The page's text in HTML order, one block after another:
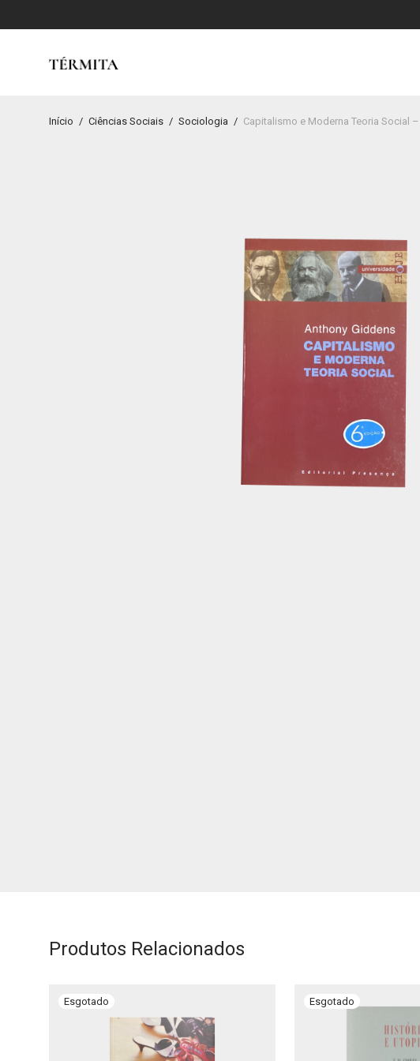
Início / Ciências Sociais / Sociologia / Capitalismo e Moderna Teoria Social
Produtos Relacionados